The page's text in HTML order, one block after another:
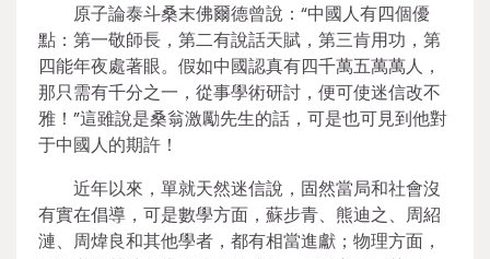
原子論泰斗桑末佛爾德曾說：“中國人有四個優
點：第一敬師長，第二有說話天賦，第三肯用功，第
四能年夜處著眼。假如中國認真有四千萬五萬萬人，
那只需有千分之一，從事學術研討，便可使迷信改不
雅！”這雖說是桑翁激勵先生的話，可是也可見到他對
于中國人的期許！
近年以來，單就天然迷信說，固然當局和社會沒
有實在倡導，可是數學方面，蘇步青、熊迪之、周紹
漣、周煒良和其他學者，都有相當進獻；物理方面，